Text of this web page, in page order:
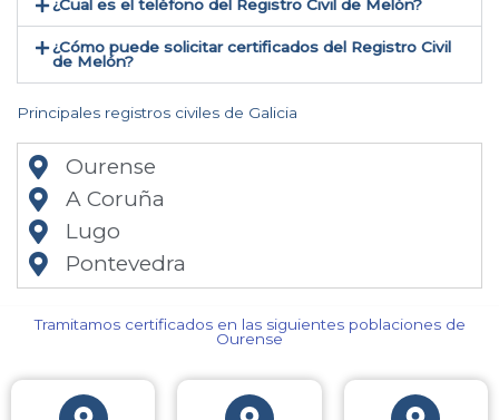
¿Cual es el teléfono del Registro Civil de Melón​?
¿Cómo puede solicitar certificados del Registro Civil
de Melón​?
Principales registros civiles de Galicia
Ourense
A Coruña
Lugo
Pontevedra
Tramitamos certificados en las siguientes poblaciones de
Ourense​